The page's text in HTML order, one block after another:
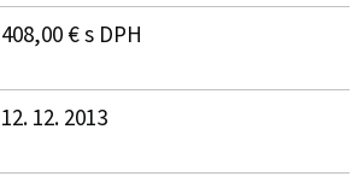
408,00 € s DPH
12. 12. 2013